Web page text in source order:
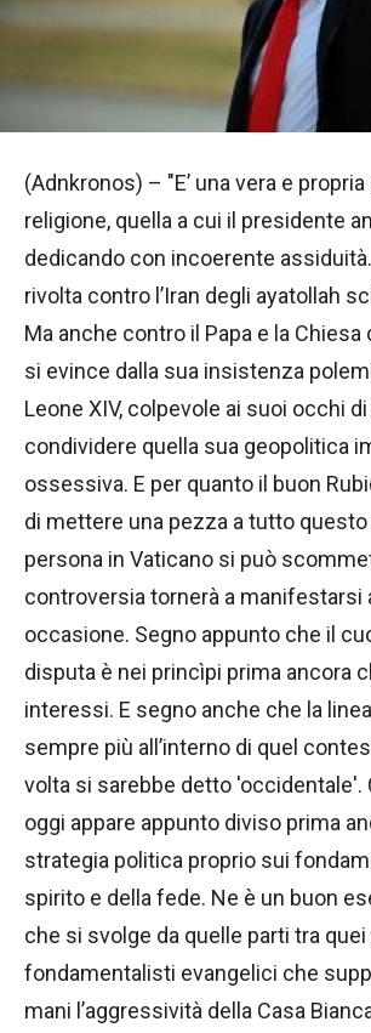
(Adnkronos) – "E’ una vera e
religione, quella a cui il presidente
dedicando con incoerente
rivolta contro l’Iran degli ayatollah
Ma anche contro il Papa e la
si evince dalla sua insistenza
Leone XIV, colpevole ai suoi occhi
condividere quella sua geopolitica
ossessiva. E per quanto il buon
di mettere una pezza a tutto
persona in Vaticano si può
controversia tornerà a manifestarsi
occasione. Segno appunto che il
disputa è nei princìpi prima ancora
interessi. E segno anche che la
sempre più all’interno di quel
volta si sarebbe detto 'occidentale'.
oggi appare appunto diviso prima
strategia politica proprio sui
spirito e della fede. Ne è un buon
che si svolge da quelle parti tra quei
fondamentalisti evangelici che
mani l’aggressività della Casa